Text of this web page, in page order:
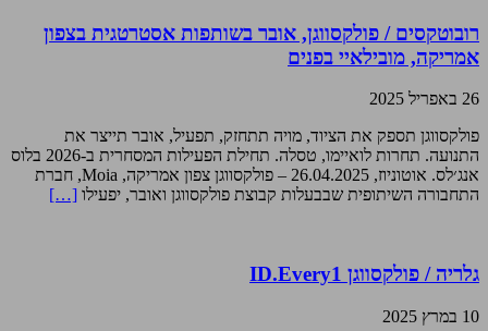
רובוטקסים / פולקסווגן, אובר בשותפות אסטרטגית בצפון
אמריקה, מובילאיי בפנים
26 באפריל 2025
פולקסווגן תספק את הציוד, מויה תתחזק, תפעיל, אובר תייצר את
התנועה. תחרות לואיימו, טסלה. תחילת הפעילות המסחרית ב-2026 בלוס
אנג׳לס. אוטוניוז, 26.04.2025 – פולקסווגן צפון אמריקה, Moia, חברת
התחבורה השיתופית שבבעלות קבוצת פולקסווגן ואובר, יפעילו […]
גלריה / פולקסווגן ID.Every1
10 במרץ 2025